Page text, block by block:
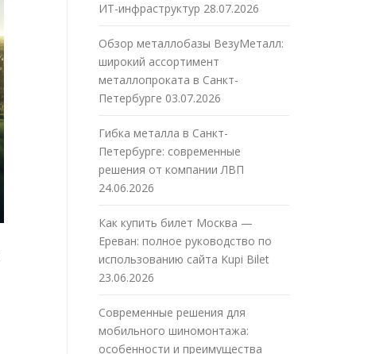
ИТ-инфраструктур 28.07.2026
Обзор металлобазы ВезуМеталл:
широкий ассортимент
металлопроката в Санкт-
Петербурге 03.07.2026
Гибка металла в Санкт-
Петербурге: современные
решения от компании ЛВП
24.06.2026
Как купить билет Москва —
Ереван: полное руководство по
использованию сайта Kupi Bilet
23.06.2026
Современные решения для
мобильного шиномонтажа:
особенности и преимущества